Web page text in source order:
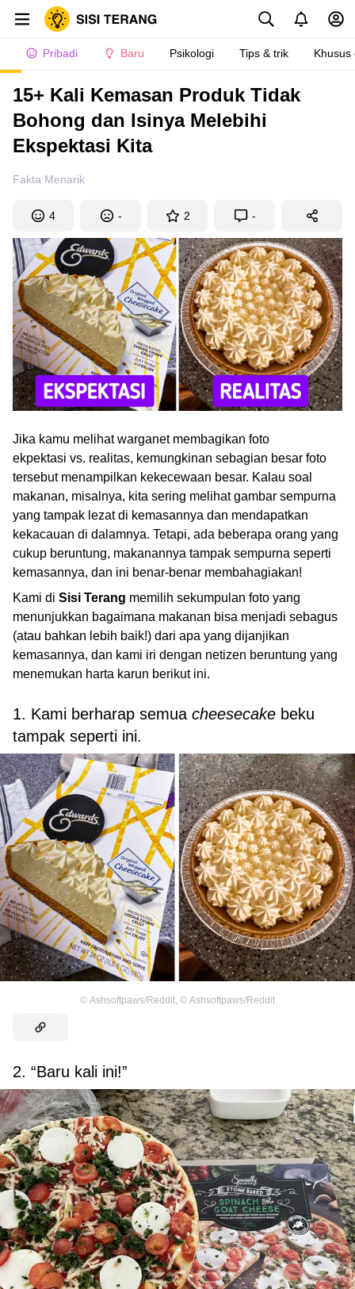
Pribadi Baru Psikologi Tips & trik Khusus
15+ Kali Kemasan Produk Tidak
Bohong dan Isinya Melebihi
Ekspektasi Kita
Fakta Menarik
4 - 2 -
Jika kamu melihat warganet membagikan foto
ekpektasi vs. realitas, kemungkinan sebagian besar foto
tersebut menampilkan kekecewaan besar. Kalau soal
makanan, misalnya, kita sering melihat gambar sempurna
yang tampak lezat di kemasannya dan mendapatkan
kekacauan di dalamnya. Tetapi, ada beberapa orang yang
cukup beruntung, makanannya tampak sempurna seperti
kemasannya, dan ini benar-benar membahagiakan!
Kami di Sisi Terang memilih sekumpulan foto yang
menunjukkan bagaimana makanan bisa menjadi sebagus
(atau bahkan lebih baik!) dari apa yang dijanjikan
kemasannya, dan kami iri dengan netizen beruntung yang
menemukan harta karun berikut ini.
1. Kami berharap semua cheesecake beku
tampak seperti ini.
© Ashsoftpaws/Reddit, © Ashsoftpaws/Reddit
2. “Baru kali ini!”